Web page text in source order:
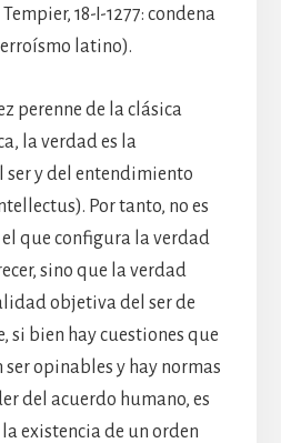
18-I-1277: condena
latino).
perenne de la clásica
la verdad es la
ser y del entendimiento
Por tanto, no es
que configura la verdad
sino que la verdad
objetiva del ser de
si bien hay cuestiones que
opinables y hay normas
del acuerdo humano, es
existencia de un orden